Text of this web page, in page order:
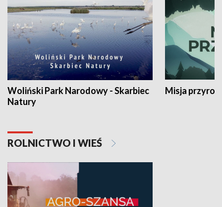
Woliński Park Narodowy - Skarbiec
Natury
Misja
ROLNICTWO I WIEŚ